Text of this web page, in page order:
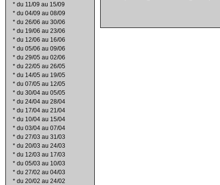
* du 11/09 au 15/09
* du 04/09 au 08/09
* du 26/06 au 30/06
* du 19/06 au 23/06
* du 12/06 au 16/06
* du 05/06 au 09/06
* du 29/05 au 02/06
* du 22/05 au 26/05
* du 14/05 au 19/05
* du 07/05 au 12/05
* du 30/04 au 05/05
* du 24/04 au 28/04
* du 17/04 au 21/04
* du 10/04 au 15/04
* du 03/04 au 07/04
* du 27/03 au 31/03
* du 20/03 au 24/03
* du 12/03 au 17/03
* du 05/03 au 10/03
* du 27/02 au 04/03
* du 20/02 au 24/02